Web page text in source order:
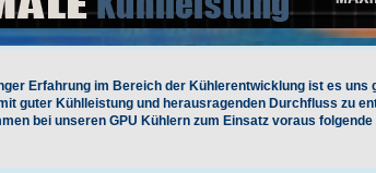
Erfahrung im Bereich der Kühlerentwicklung ist es uns
guter Kühlleistung und herausragenden Durchfluss zu
bei unseren GPU Kühlern zum Einsatz voraus